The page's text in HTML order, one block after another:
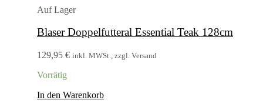
Auf Lager
Blaser Doppelfutteral Essential Teak 128cm
129,95 € inkl. MWSt., zzgl. Versand
Vorrätig
In den Warenkorb